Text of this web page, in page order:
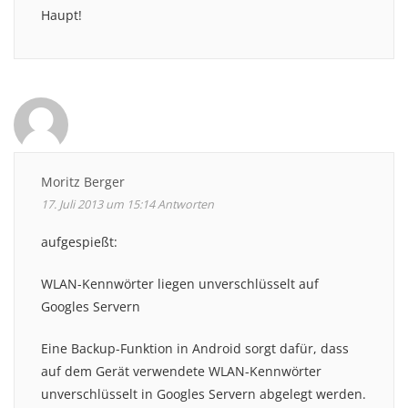
Haupt!
Moritz Berger
17. Juli 2013 um 15:14Antworten
aufgespießt:
WLAN-Kennwörter liegen unverschlüsselt auf
Googles Servern
Eine Backup-Funktion in Android sorgt dafür, dass
auf dem Gerät verwendete WLAN-Kennwörter
unverschlüsselt in Googles Servern abgelegt werden.